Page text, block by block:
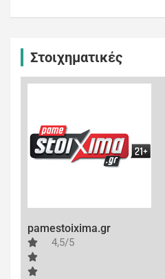
Στοιχηματικές
pamestoixima.gr
4,5/5